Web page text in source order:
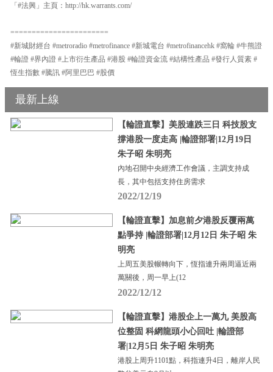
「#法興」主頁：http://hk.warrants.com/
=======================
#新城財經台 #metroradio #metrofinance #新城電台 #metrofinancehk #窩輪 #牛熊證
#輪證 #界內證 #上市衍生產品 #港股 #輪證資金流 #結構性產品 #發行人質素 #
恆生指數 #騰訊 #阿里巴巴 #股價
最新上線
【輪證直擊】美股連跌三日 科技股支
撐港股一度走高 |輪證部署|12月19日
朱子昭 朱明亮
內地召開中央經濟工作會議，主調支持成
長，其中包括支持住房需求
2022/12/19
【輪證直擊】加息前夕港股反覆兩萬
點爭持 |輪證部署|12月12日 朱子昭 朱
明亮
上周五美股輾轉向下，恆指連升兩周逼近兩
萬關後，周一早上(12
2022/12/12
【輪證直擊】港股企上一萬九 美股高
位整固 科網龍頭小心回吐 |輪證部
署|12月5日 朱子昭 朱明亮
港股上周升1101點，科指連升4日，離岸人民